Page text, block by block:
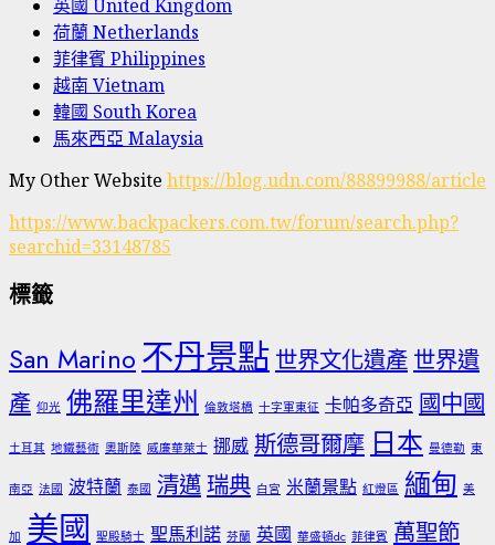
英國 United Kingdom
荷蘭 Netherlands
菲律賓 Philippines
越南 Vietnam
韓國 South Korea
馬來西亞 Malaysia
My Other Website https://blog.udn.com/88899988/article
https://www.backpackers.com.tw/forum/search.php?
searchid=33148785
標籤
San Marino 不丹景點 世界文化遺產 世界遺
產 仰光 佛羅里達州 倫敦塔橋 十字軍東征 卡帕多奇亞 國中國
土耳其 地鐵藝術 奧斯陸 威廉華萊士 挪威 斯德哥爾摩 日本 曼德勒 東
南亞 法國 波特蘭 泰國 清邁 瑞典 白宮 米蘭景點 紅燈區 緬甸 美
加 美國 聖殿騎士 聖馬利諾 芬蘭 英國 華盛頓dc 菲律賓 萬聖節